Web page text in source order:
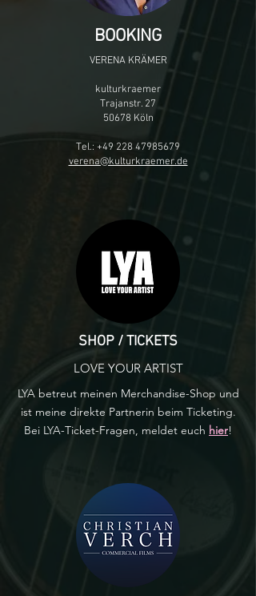
BOOKING
VERENA KRÄMER
kulturkraemer
Trajanstr. 27
50678 Köln
Tel.: +49 228 47985679
verena@kulturkraemer.de
SHOP / TICKETS
LOVE YOUR ARTIST
LYA betreut meinen Merchandise-Shop und
ist meine direkte Partnerin beim Ticketing.
Bei LYA-Ticket-Fragen, meldet euch hier!